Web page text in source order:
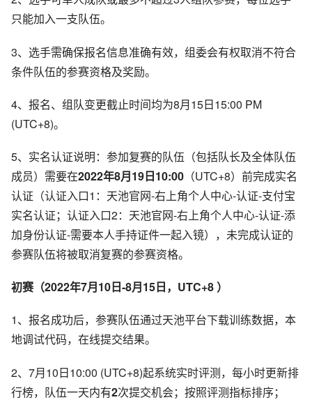
只能加入一支队伍。
3、选手需确保报名信息准确有效，组委会有权取消不符合
条件队伍的参赛资格及奖励。
4、报名、组队变更截止时间均为8月15日15:00 PM
(UTC+8)。
5、实名认证说明：参加复赛的队伍（包括队长及全体队伍
成员）需要在2022年8月19日10:00 （UTC+8）前完成实名
认证（认证入口1：天池官网-右上角个人中心-认证-支付宝
实名认证；认证入口2：天池官网-右上角个人中心-认证-添
加身份认证-需要本人手持证件一起入镜），未完成认证的
参赛队伍将被取消复赛的参赛资格。
初赛（2022年7月10日-8月15日，UTC+8 ）
1、报名成功后，参赛队伍通过天池平台下载训练数据，本
地调试代码，在线提交结果。
2、7月10日10:00 (UTC+8)起系统实时评测，每小时更新排
行榜，队伍一天内有2次提交机会；按照评测指标排序；